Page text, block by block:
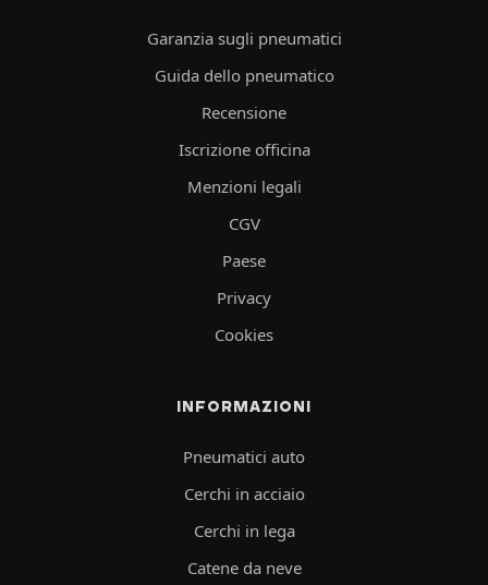
Garanzia sugli pneumatici
Guida dello pneumatico
Recensione
Iscrizione officina
Menzioni legali
CGV
Paese
Privacy
Cookies
INFORMAZIONI
Pneumatici auto
Cerchi in acciaio
Cerchi in lega
Catene da neve